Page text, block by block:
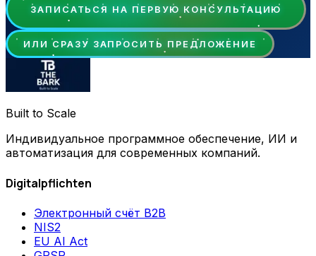
ЗАПИСАТЬСЯ НА ПЕРВУЮ КОНСУЛЬТАЦИЮ
ИЛИ СРАЗУ ЗАПРОСИТЬ ПРЕДЛОЖЕНИЕ
Built to Scale
Индивидуальное программное обеспечение, ИИ и
автоматизация для современных компаний.
Digitalpflichten
Электронный счёт B2B
NIS2
EU AI Act